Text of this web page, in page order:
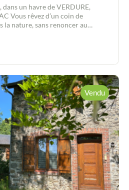
dans un havre de VERDURE,
Vous rêvez d’un coin de
la nature, sans renoncer au
Située dans un cadre
vis-à-vis, cette jolie maison
une agréable pièce de
lumineuse et chaleureuse, avec
pour les soirées d’hiver. Le
s’ouvre sur une belle terrasse
pour profiter pleinement de la vue
arboré de plus de 6000 m². Une
cellier fonctionnel et des
ce niveau. À l’étage, l’espace
deux chambres confortables,
dressing, ainsi qu’une salle
complément, une dépendance
50 m² vous offrira de nombreuses
atelier, espace de stockage ou
Vendu